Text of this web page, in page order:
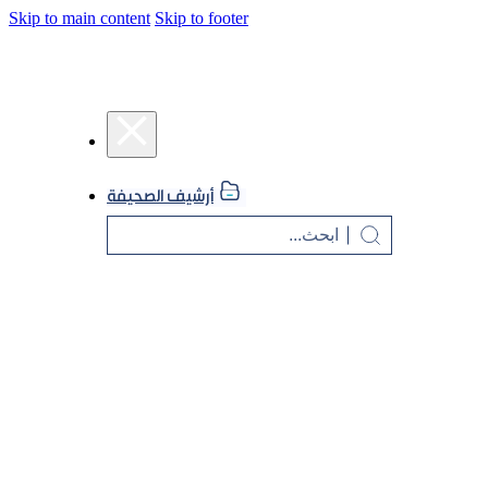
Skip to main content Skip to footer
أرشيف الصحيفة